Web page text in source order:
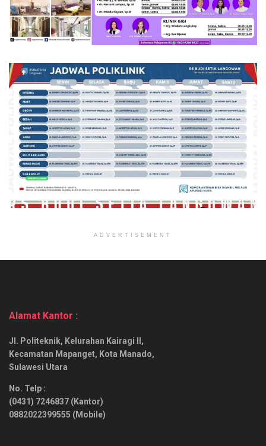
ADVERTISEMENT
Alamat Kantor :
Jl. Politeknik, Kelurahan Kairagi II,
Kecamatan Mapanget, Kota Manado,
Sulawesi Utara
No. Telp :
(0431) 7246837 (Kantor)
0882022399555 (Mobile)